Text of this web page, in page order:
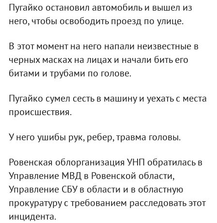
Пугайко остановил автомобиль и вышел из
него, чтобы освободить проезд по улице.
В этот момент на него напали неизвестные в
черных масках на лицах и начали бить его
битами и трубами по голове.
Пугайко сумел сесть в машину и уехать с места
происшествия.
У него ушибы рук, ребер, травма головы.
Ровенская облорганизация УНП обратилась в
Управление МВД в Ровенской области,
Управление СБУ в области и в областную
прокуратуру с требованием расследовать этот
инцидента.